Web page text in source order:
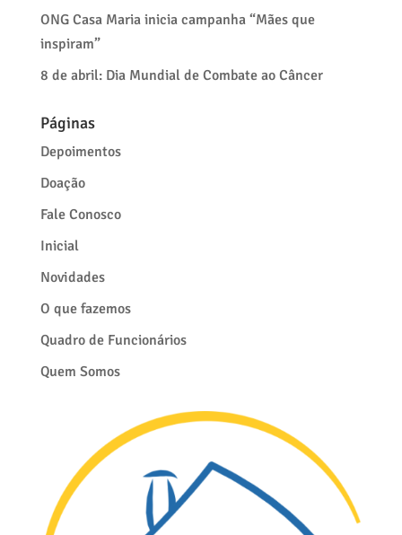
ONG Casa Maria inicia campanha “Mães que
inspiram”
8 de abril: Dia Mundial de Combate ao Câncer
Páginas
Depoimentos
Doação
Fale Conosco
Inicial
Novidades
O que fazemos
Quadro de Funcionários
Quem Somos